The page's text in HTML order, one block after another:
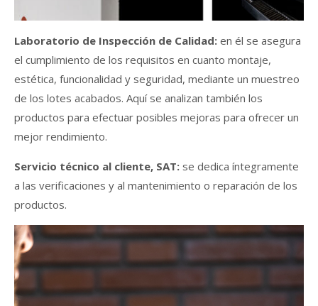
Laboratorio de Inspección de Calidad: en él se asegura
el cumplimiento de los requisitos en cuanto montaje,
estética, funcionalidad y seguridad, mediante un muestreo
de los lotes acabados. Aquí se analizan también los
productos para efectuar posibles mejoras para ofrecer un
mejor rendimiento.
Servicio técnico al cliente, SAT: se dedica íntegramente
a las verificaciones y al mantenimiento o reparación de los
productos.